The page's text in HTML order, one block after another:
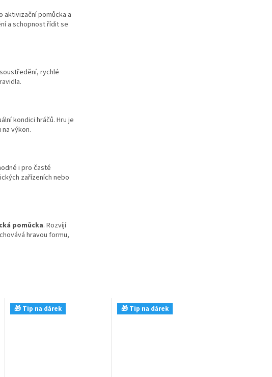
aktivizační pomůcka a
a schopnost řídit se
rychlé
kondici hráčů. Hru je
výkon.
i pro časté
zařízeních nebo
pomůcka. Rozvíjí
hravou formu,
🎁 Tip na dárek 🎁 Tip na dárek